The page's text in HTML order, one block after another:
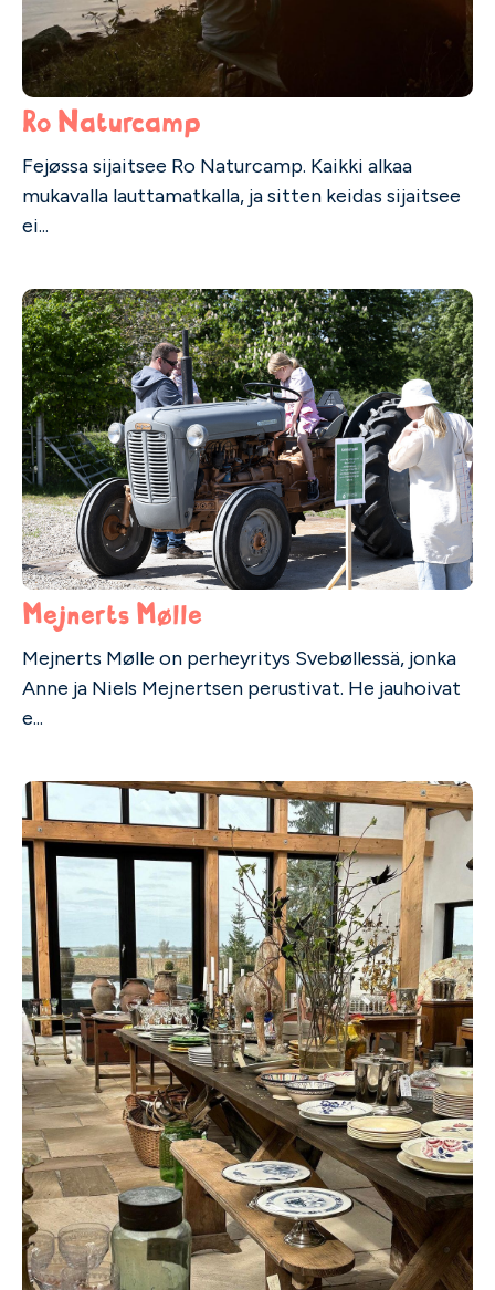
Ro Naturcamp
Fejøssa sijaitsee Ro Naturcamp. Kaikki alkaa
mukavalla lauttamatkalla, ja sitten keidas sijaitsee
ei...
Mejnerts Mølle
Mejnerts Mølle on perheyritys Svebøllessä, jonka
Anne ja Niels Mejnertsen perustivat. He jauhoivat
e...